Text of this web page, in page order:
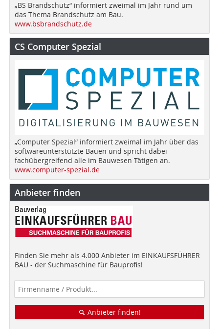
„BS Brandschutz“ informiert zweimal im Jahr rund um
das Thema Brandschutz am Bau.
www.bsbrandschutz.de
CS Computer Spezial
„Computer Spezial“ informiert zweimal im Jahr über das
softwareunterstützte Bauen und spricht dabei
fachübergreifend alle im Bauwesen Tätigen an.
www.computer-spezial.de
Anbieter finden
Finden Sie mehr als 4.000 Anbieter im EINKAUFSFÜHRER
BAU - der Suchmaschine für Bauprofis!
Anbieter finden!